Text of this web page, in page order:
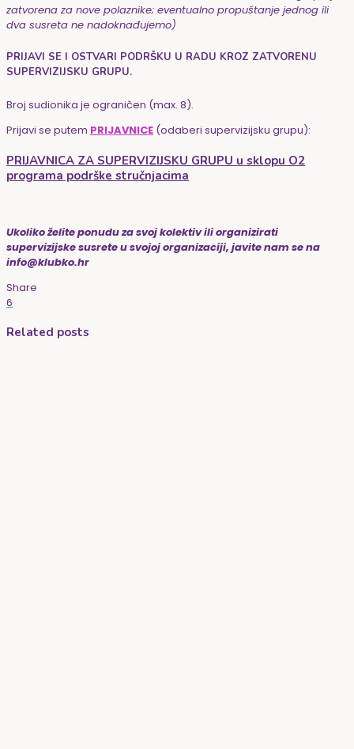
zatvorena za nove polaznike; eventualno propuštanje jednog ili
dva susreta ne nadoknađujemo)
PRIJAVI SE I OSTVARI PODRŠKU U RADU KROZ ZATVORENU
SUPERVIZIJSKU GRUPU.
Broj sudionika je ograničen (max. 8).
Prijavi se putem PRIJAVNICE (odaberi supervizijsku grupu):
PRIJAVNICA ZA SUPERVIZIJSKU GRUPU u sklopu O2
programa podrške stručnjacima
Ukoliko želite ponudu za svoj kolektiv ili organizirati
supervizijske susrete u svojoj organizaciji, javite nam se na
info@klubko.hr
Share
6
Related posts